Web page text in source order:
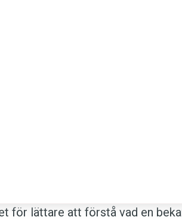
för lättare att förstå vad en